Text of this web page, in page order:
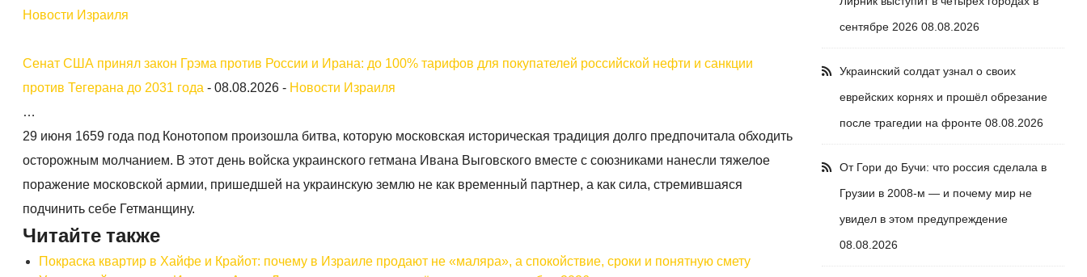
Новости Израиля
Сенат США принял закон Грэма против России и Ирана: до 100% тарифов для покупателей российской нефти и санкции
против Тегерана до 2031 года -08.08.2026 - Новости Израиля
…
29 июня 1659 года под Конотопом произошла битва, которую московская историческая традиция долго предпочитала обходить
осторожным молчанием. В этот день войска украинского гетмана Ивана Выговского вместе с союзниками нанесли тяжелое
поражение московской армии, пришедшей на украинскую землю не как временный партнер, а как сила, стремившаяся
подчинить себе Гетманщину.
Читайте также
Покраска квартир в Хайфе и Крайот: почему в Израиле продают не «маляра», а спокойствие, сроки и понятную смету
сентябре 2026 08.08.2026
Украинский солдат узнал о своих
еврейских корнях и прошёл обрезание
после трагедии на фронте 08.08.2026
От Гори до Бучи: что россия сделала в
Грузии в 2008-м — и почему мир не
увидел в этом предупреждение
08.08.2026